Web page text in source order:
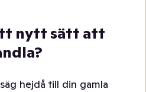
nytt sätt att
hejdå till din gamla